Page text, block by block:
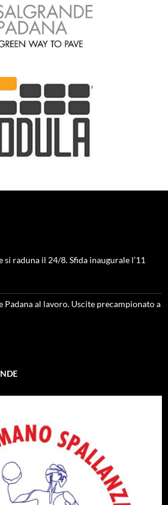
raduna il 24/8. Sfida inaugurale l’11
Padana al lavoro. Uscite precampionato a